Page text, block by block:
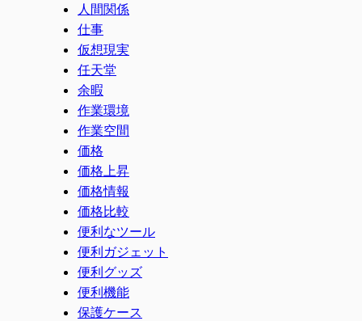
人間関係
仕事
仮想現実
任天堂
余暇
作業環境
作業空間
価格
価格上昇
価格情報
価格比較
便利なツール
便利ガジェット
便利グッズ
便利機能
保護ケース